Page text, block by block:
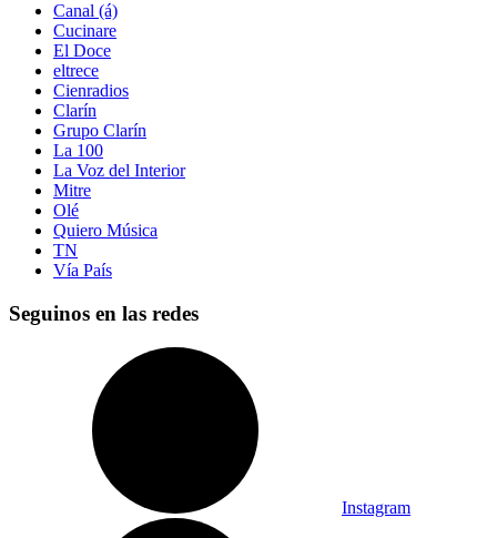
Canal (á)
Cucinare
El Doce
eltrece
Cienradios
Clarín
Grupo Clarín
La 100
La Voz del Interior
Mitre
Olé
Quiero Música
TN
Vía País
Seguinos en las redes
Instagram